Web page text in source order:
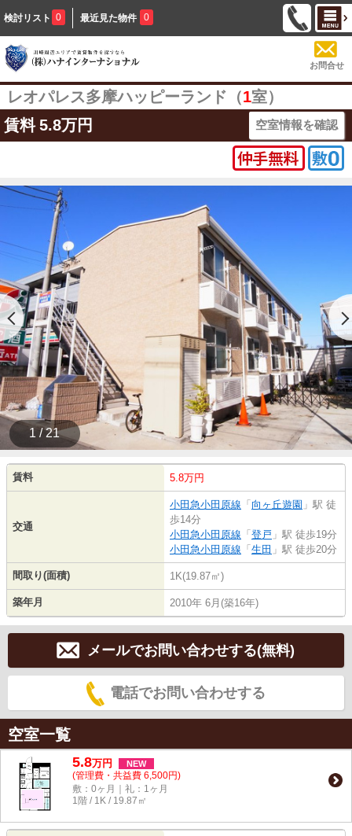
検討リスト 0 最近見た物件 0
お問合せ
レオパレス多摩ハッピーランド（1室）
賃料 5.8万円 空室情報を確認
1 / 21
賃料 5.8万円
交通
小田急小田原線 「 向ヶ丘遊園 」駅 徒
歩14分
小田急小田原線 「 登戸 」駅 徒歩19分
小田急小田原線 「 生田 」駅 徒歩20分
間取り(面積) 1K(19.87㎡)
築年月 2010年 6月(築16年)
メールでお問い合わせする(無料)
電話でお問い合わせする
空室一覧
5.8万円 NEW
(管理費・共益費 6,500円)
敷：0ヶ月｜礼：1ヶ月
1階 / 1K / 19.87㎡